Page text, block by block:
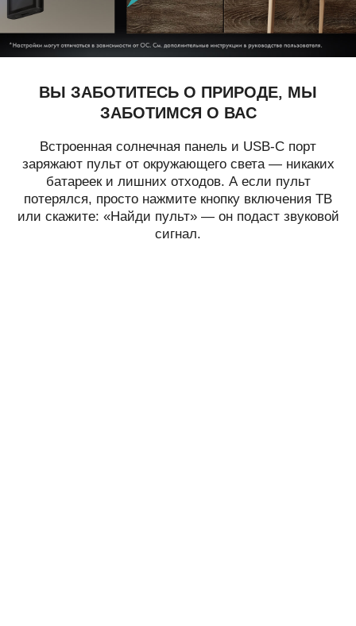
ВЫ ЗАБОТИТЕСЬ О ПРИРОДЕ, МЫ
ЗАБОТИМСЯ О ВАС
Встроенная солнечная панель и USB-C порт
заряжают пульт от окружающего света — никаких
батареек и лишних отходов. А если пульт
потерялся, просто нажмите кнопку включения ТВ
или скажите: «Найди пульт» — онподаст звуковой
сигнал.